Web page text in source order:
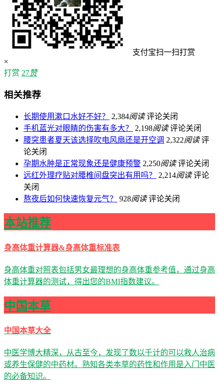
支付宝扫一扫打赏
×
打赏 27赞
相关推荐
长期使用漱口水好不好？ 2,384阅读 评论关闭
手机蓝光对眼睛的伤害有多大？
2,198阅读 评论关闭
腰突患者夏天该选择吹电风扇还是开空调 2,322阅读 评
论关闭
孕期水肿是正常现象还是健康预警 2,250阅读 评论关闭
远红外理疗贴对腰椎间盘突出有用吗？
2,214阅读 评论
关闭
熬夜后如何快速恢复元气？
928阅读 评论关闭
本站推荐
身高体重计算器&身高体重标准表
身高体重对照表包括男女最理想的身高体重参考值，通过身高
体重计算器的测试，得出您的BMI指数建议。
中国本草
中国本草大全
中医学博大精深，从古至今，发现了数以千计的可以救人治病
或养生保健的中药材。熟知各类本草的药性和作用是入门中医
的必备知识。